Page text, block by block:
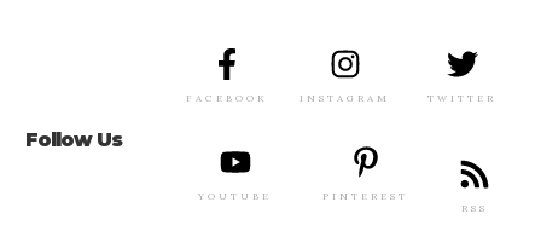
Follow Us
FACEBOOK INSTAGRAM TWITTER
YOUTUBE
PINTEREST
RSS